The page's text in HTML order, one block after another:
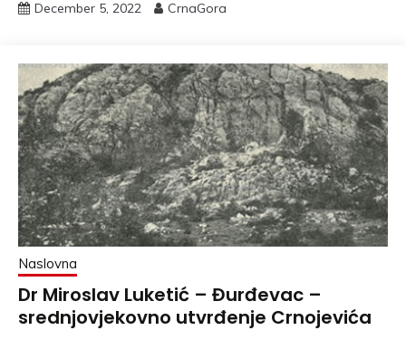
December 5, 2022 CrnaGora
Naslovna
Dr Miroslav Luketić – Đurđevac –
srednjovjekovno utvrđenje Crnojevića